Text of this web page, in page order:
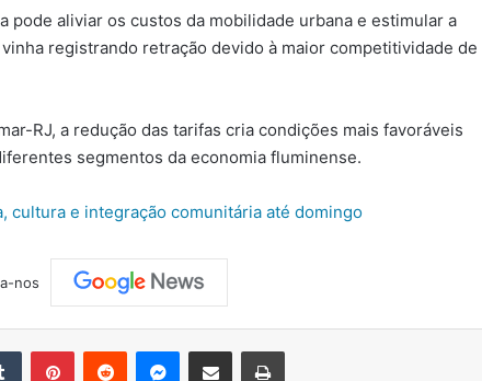
pode aliviar os custos da mobilidade urbana e estimular a
registrando retração devido à maior competitividade de
RJ, a redução das tarifas cria condições mais favoráveis
segmentos da economia fluminense.
cultura e integração comunitária até domingo
nos